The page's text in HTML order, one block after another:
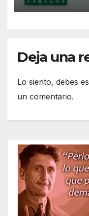
Deja una
Lo siento, debes
un comentario.